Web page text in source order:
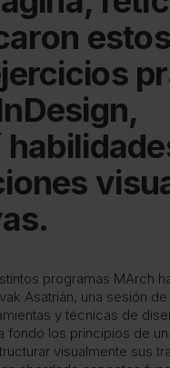
estos
programas MArch
Asatrián, una sesión
y técnicas de
fondo los principios de
visualmente sus